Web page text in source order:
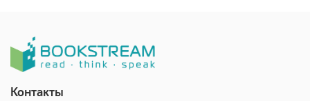
Контакты